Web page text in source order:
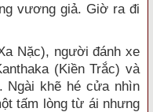
vương giả. Giờ ra đi
Nặc), người đánh xe
(Kiền Trắc) và
Ngài khẽ hé cửa nhìn
tấm lòng từ ái nhưng